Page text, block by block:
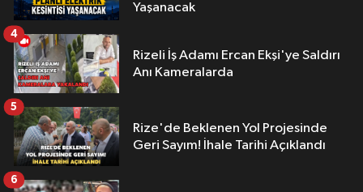
Yaşanacak
Rizeli İş Adamı Ercan Ekşi'ye Saldırı
Anı Kameralarda
4
Rize'de Beklenen Yol Projesinde
Geri Sayım! İhale Tarihi Açıklandı
5
6